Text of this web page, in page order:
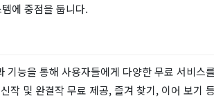
에 중점을 둡니다.
기능을 통해 사용자들에게 다양한 무료 서비스
작 및 완결작 무료 제공, 즐겨 찾기, 이어 보기